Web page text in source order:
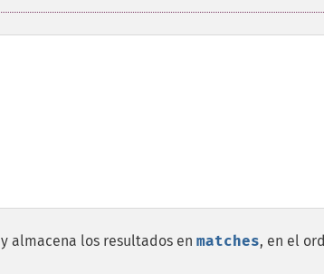
y almacena los resultados en matches, en el